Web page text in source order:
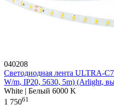
040208
Светодиодная лента ULTRA-
W/m, IP20, 5630, 5m) (Arlight,
White | Белый 6000 K
1 75061